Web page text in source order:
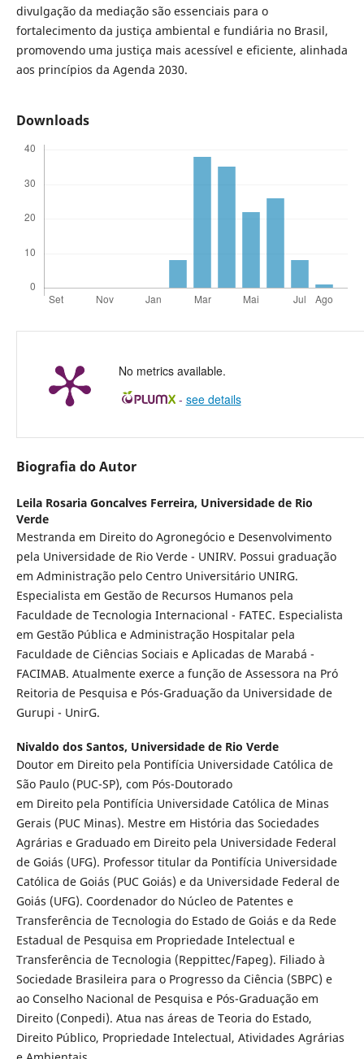
divulgação da mediação são essenciais para o
fortalecimento da justiça ambiental e fundiária no Brasil,
promovendo uma justiça mais acessível e eficiente, alinhada
aos princípios da Agenda 2030.
Downloads
No metrics available.
- see details
Biografia do Autor
Leila Rosaria Goncalves Ferreira, Universidade de Rio
Verde
Mestranda em Direito do Agronegócio e Desenvolvimento
pela Universidade de Rio Verde - UNIRV. Possui graduação
em Administração pelo Centro Universitário UNIRG.
Especialista em Gestão de Recursos Humanos pela
Faculdade de Tecnologia Internacional - FATEC. Especialista
em Gestão Pública e Administração Hospitalar pela
Faculdade de Ciências Sociais e Aplicadas de Marabá -
FACIMAB. Atualmente exerce a função de Assessora na Pró
Reitoria de Pesquisa e Pós-Graduação da Universidade de
Gurupi - UnirG.
Nivaldo dos Santos, Universidade de Rio Verde
Doutor em Direito pela Pontifícia Universidade Católica de
São Paulo (PUC-SP), com Pós-Doutorado
em Direito pela Pontifícia Universidade Católica de Minas
Gerais (PUC Minas). Mestre em História das Sociedades
Agrárias e Graduado em Direito pela Universidade Federal
de Goiás (UFG). Professor titular da Pontifícia Universidade
Católica de Goiás (PUC Goiás) e da Universidade Federal de
Goiás (UFG). Coordenador do Núcleo de Patentes e
Transferência de Tecnologia do Estado de Goiás e da Rede
Estadual de Pesquisa em Propriedade Intelectual e
Transferência de Tecnologia (Reppittec/Fapeg). Filiado à
Sociedade Brasileira para o Progresso da Ciência (SBPC) e
ao Conselho Nacional de Pesquisa e Pós-Graduação em
Direito (Conpedi). Atua nas áreas de Teoria do Estado,
Direito Público, Propriedade Intelectual, Atividades Agrárias